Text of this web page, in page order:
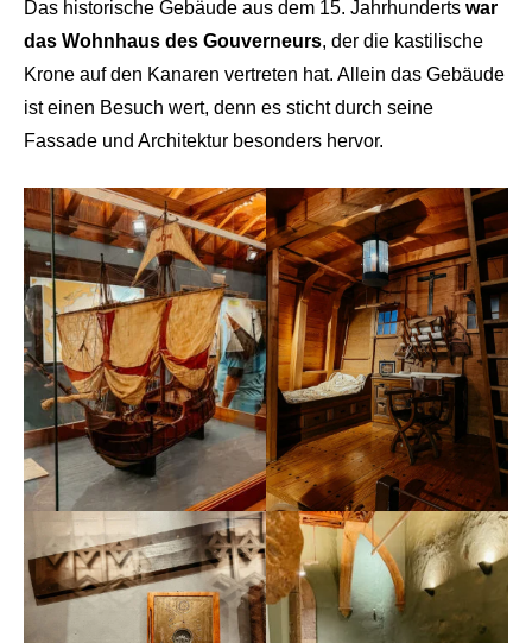
Das historische Gebäude aus dem 15. Jahrhunderts war
das Wohnhaus des Gouverneurs, der die kastilische
Krone auf den Kanaren vertreten hat. Allein das Gebäude
ist einen Besuch wert, denn es sticht durch seine
Fassade und Architektur besonders hervor.